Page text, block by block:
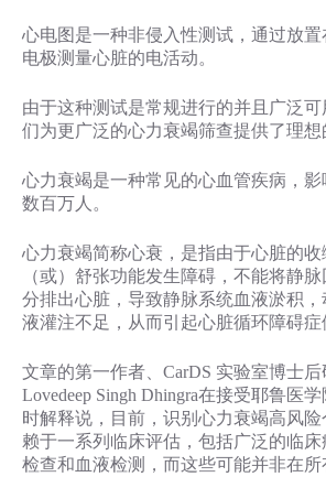
心电图是一种非侵入性测试，通过放置
电极测量心脏的电活动。
由于这种测试是常规进行的并且广泛可
们为更广泛的心力衰竭筛查提供了理想
心力衰竭是一种常见的心血管疾病，影
数百万人。
心力衰竭简称心衰，是指由于心脏的收
（或）舒张功能发生障碍，不能将静
分排出心脏，导致静脉系统血液淤积，
液灌注不足，从而引起心脏循环障碍症
文章的第一作者、CarDS 实验室博士后
Lovedeep Singh Dhingra在接受耶鲁医
时解释说，目前，识别心力衰竭高风险
赖于一系列临床评估，包括广泛的临床
检查和血液检测，而这些可能并非在